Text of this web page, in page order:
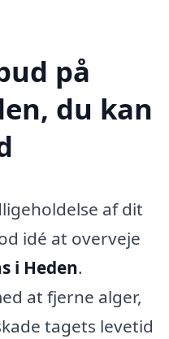
på
du kan
af dit
idé at overveje
i Heden.
at fjerne alger,
tagets levetid